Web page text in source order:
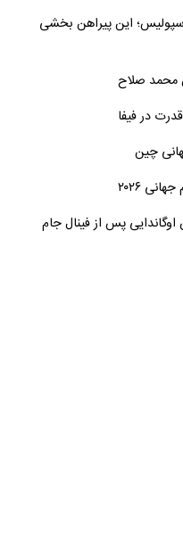
این پیراهن بخشی
محمد صلاح
در فیفا
چین
۲۰۲۶
پس از فینال جام